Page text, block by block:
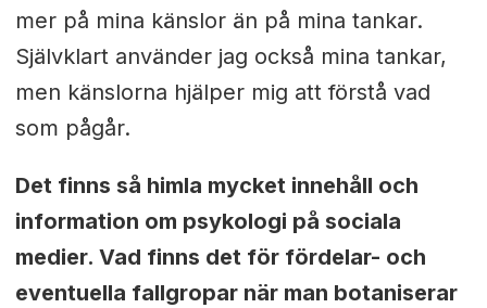
mer på mina känslor än på mina tankar.
Självklart använder jag också mina tankar,
men känslorna hjälper mig att förstå vad
som pågår.
Det finns så himla mycket innehåll och
information om psykologi på sociala
medier. Vad finns det för fördelar- och
eventuella fallgropar när man botaniserar